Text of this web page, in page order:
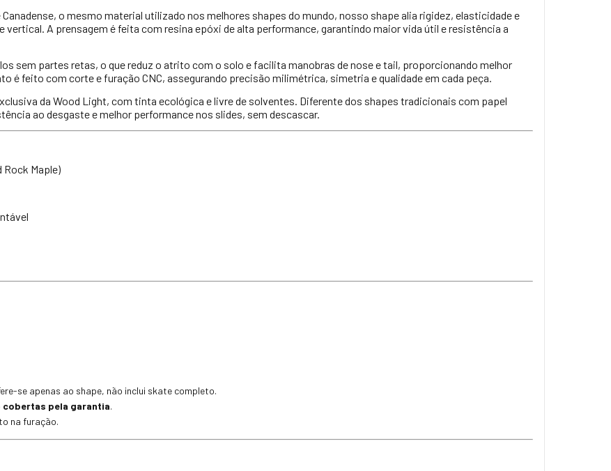
o mesmo material utilizado nos melhores shapes do mundo, nosso shape alia rigidez, elasticidade e
A prensagem é feita com resina epóxi de alta performance, garantindo maior vida útil e resistência a
sem partes retas, o que reduz o atrito com o solo e facilita manobras de nose e tail, proporcionando melhor
é feito com corte e furação CNC, assegurando precisão milimétrica, simetria e qualidade em cada peça.
da Wood Light, com tinta ecológica e livre de solventes. Diferente dos shapes tradicionais com papel
ao desgaste e melhor performance nos slides, sem descascar.
Rock Maple)
se apenas ao shape, não inclui skate completo.
cobertas pela garantia.
na furação.